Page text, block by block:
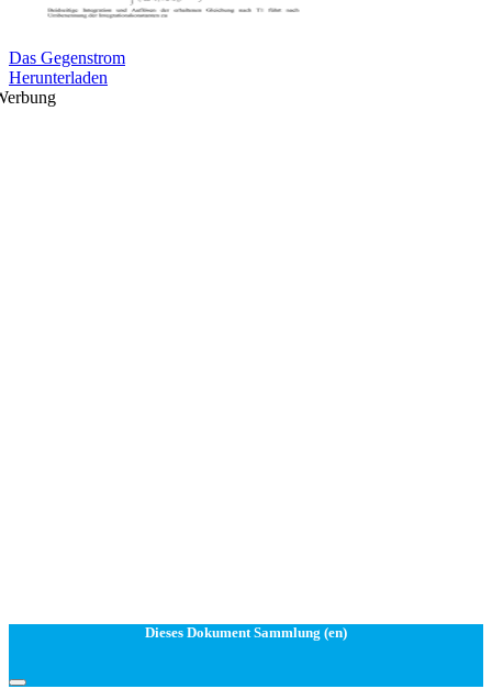
Das Gegenstrom
Herunterladen
Dieses Dokument Sammlung (en)